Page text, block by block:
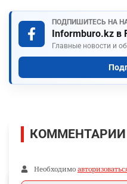
ПОДПИШИТЕСЬ НА
Informburo.kz в
Главные новости и
КОММЕНТАРИИ
Необходимо